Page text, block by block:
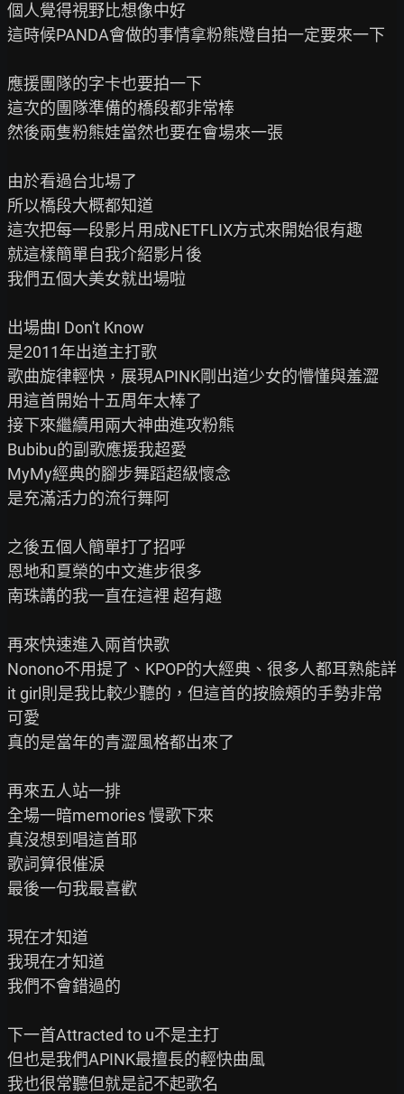
個人覺得視野比想像中好
這時候PANDA會做的事情拿粉熊燈自拍一定要來一下
應援團隊的字卡也要拍一下
這次的團隊準備的橋段都非常棒
然後兩隻粉熊娃當然也要在會場來一張
由於看過台北場了
所以橋段大概都知道
這次把每一段影片用成NETFLIX方式來開始很有趣
就這樣簡單自我介紹影片後
我們五個大美女就出場啦
出場曲I Don't Know
是2011年出道主打歌
歌曲旋律輕快，展現APINK剛出道少女的懵懂與羞澀
用這首開始十五周年太棒了
接下來繼續用兩大神曲進攻粉熊
Bubibu的副歌應援我超愛
MyMy經典的腳步舞蹈超級懷念
是充滿活力的流行舞阿
之後五個人簡單打了招呼
恩地和夏榮的中文進步很多
南珠講的我一直在這裡 超有趣
再來快速進入兩首快歌
Nonono不用提了、KPOP的大經典、很多人都耳熟能詳
it girl則是我比較少聽的，但這首的按臉頰的手勢非常
可愛
真的是當年的青澀風格都出來了
再來五人站一排
全場一暗memories 慢歌下來
真沒想到唱這首耶
歌詞算很催淚
最後一句我最喜歡
現在才知道
我現在才知道
我們不會錯過的
下一首Attracted to u不是主打
但也是我們APINK最擅長的輕快曲風
我也很常聽但就是記不起歌名